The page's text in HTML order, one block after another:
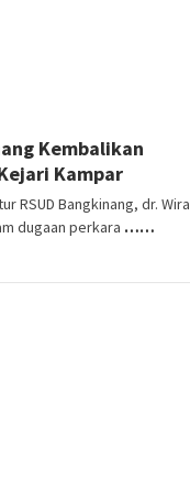
Kembalikan
Kampar
RSUD Bangkinang, dr. Wira
dugaan perkara ……